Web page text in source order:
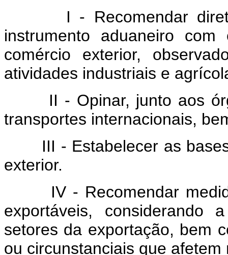
I - Recomendar
instrumento aduaneiro
comércio exterior,
atividades industriais e
II - Opinar, junto aos
transportes internacionais,
III - Estabelecer as bases
exterior.
IV - Recomendar
exportáveis, considerando
setores da exportação, bem
ou circunstanciais que